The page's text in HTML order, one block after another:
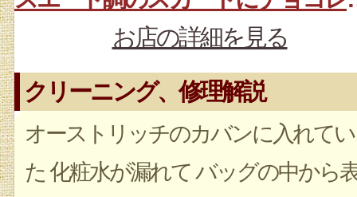
お店の詳細を見る
クリーニング、修理解説
オーストリッチのカバンに入れてい
た 化粧水が漏れて バッグの中から